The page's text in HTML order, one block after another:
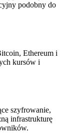
podobny do
Ethereum i
kursów i
szyfrowanie,
infrastrukturę